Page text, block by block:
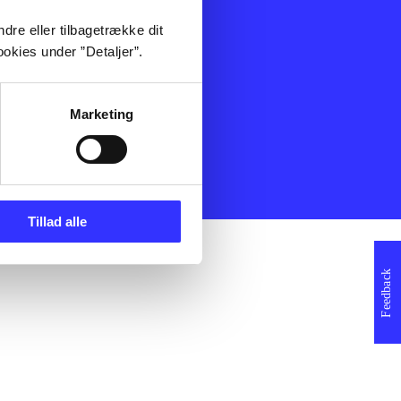
eller tilbagetrække dit
under ”Detaljer”.
Marketing
Tillad alle
Feedback
Film
Musik